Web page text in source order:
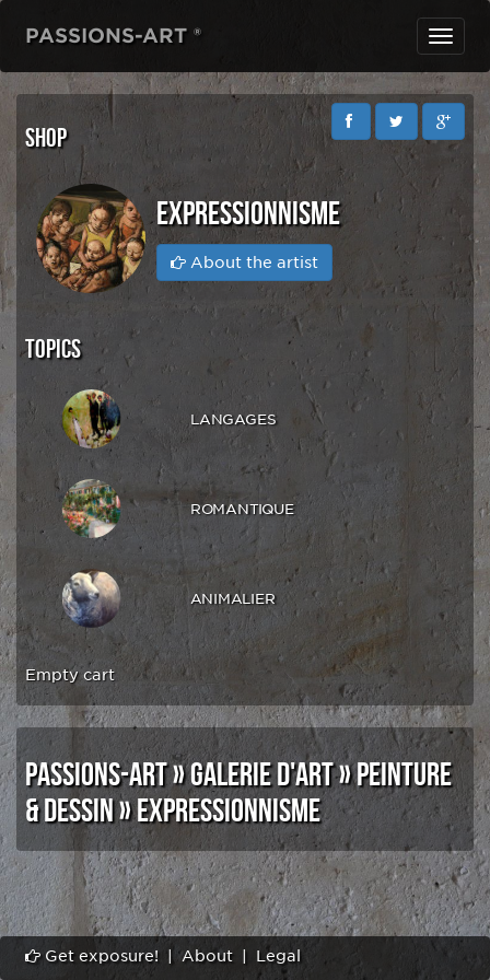
PASSIONS-ART ®
SHOP
EXPRESSIONNISME
About the artist
TOPICS
LANGAGES
ROMANTIQUE
ANIMALIER
Empty cart
PASSIONS-ART»GALERIE D'ART»PEINTURE
& DESSIN»EXPRESSIONNISME
Get exposure!|About Legal